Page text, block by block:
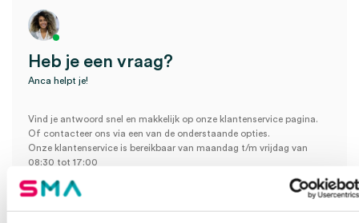
Heb je een vraag?
Anca helpt je!
Vind je antwoord snel en makkelijk op onze klantenservice pagina.
Of contacteer ons via een van de onderstaande opties.
Onze klantenservice is bereikbaar van maandag t/m vrijdag van
08:30 tot 17:00